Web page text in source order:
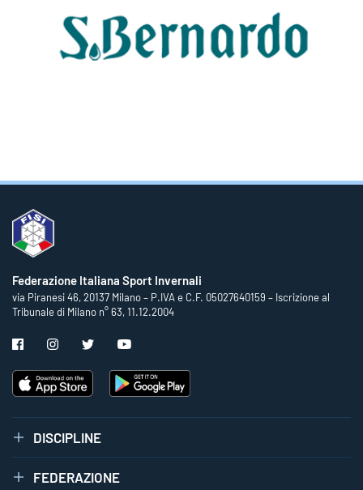
Federazione Italiana Sport Invernali
via Piranesi 46, 20137 Milano – P.IVA e C.F. 05027640159 – Iscrizione al
Tribunale di Milano n° 63, 11.12.2004
DISCIPLINE
FEDERAZIONE